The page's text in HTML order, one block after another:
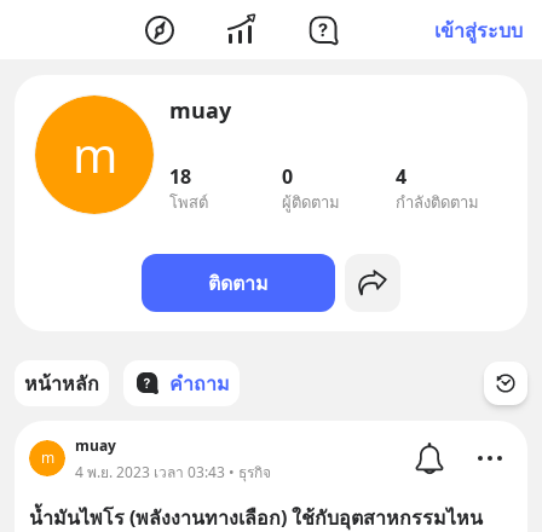
เข้าสู่ระบบ
m
muay
18
โพสต์
0
ผู้ติดตาม
4
กำลังติดตาม
ติดตาม
หน้าหลัก คำถาม
m
muay
4 พ.ย. 2023 เวลา 03:43 • ธุรกิจ
น้ำมันไพโร (พลังงานทางเลือก) ใช้กับอุตสาหกรรมไหน